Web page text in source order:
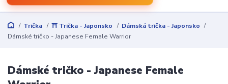
Trička ⛩️ Trička - Japonsko
Dámská trička - Japonsko
Dámské tričko - Japanese Female Warrior
Dámské tričko - Japanese Female